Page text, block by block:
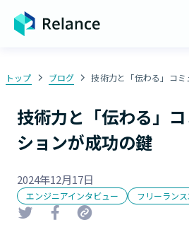
トップ ブログ 技術力と「伝わる」コ
技術力と「伝わる」
ションが成功の鍵
2024年12月17日
エンジニアインタビュー フリーラン